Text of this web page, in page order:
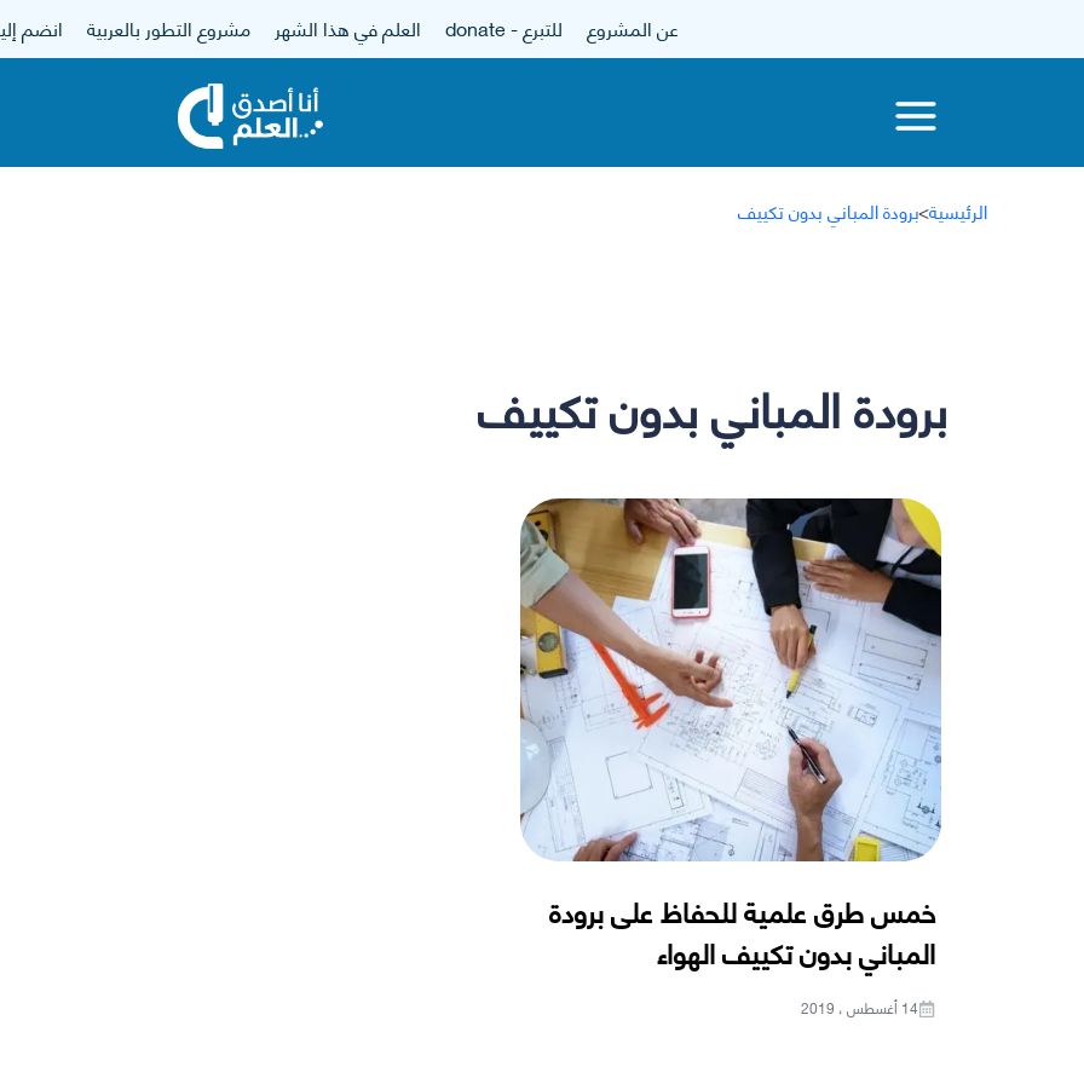
عن المشروع للتبرع - donate العلم في هذا الشهر مشروع التطور بالعربية انضم
الرئيسية>برودة المباني بدون تكييف
برودة المباني بدون تكييف
خمس طرق علمية للحفاظ على برودة
المباني بدون تكييف الهواء
14 أغسطس ، 2019